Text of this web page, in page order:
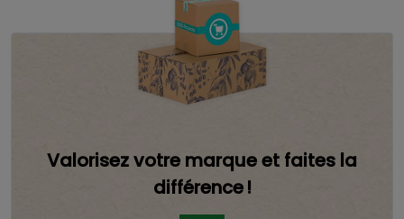
Valorisez votre marque et faites la
différence !